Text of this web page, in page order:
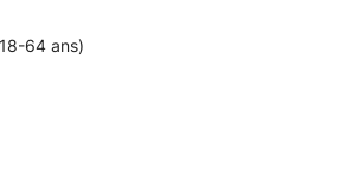
prennent tout leur sens
64 ans)